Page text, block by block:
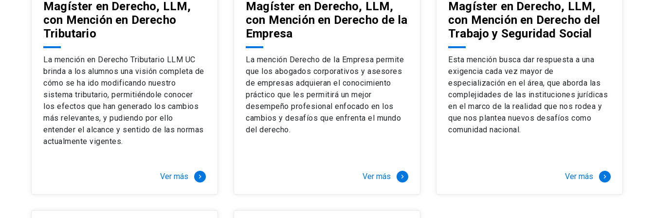
Magíster en Derecho, LLM,
con Mención en Derecho
Tributario
La mención en Derecho Tributario LLM UC
brinda a los alumnos una visión completa de
cómo se ha ido modificando nuestro
sistema tributario, permitiéndole conocer
los efectos que han generado los cambios
más relevantes, y pudiendo por ello
entender el alcance y sentido de las normas
actualmente vigentes.
Ver más keyboard_arrow_right
Magíster en Derecho, LLM,
con Mención en Derecho de la
Empresa
La mención Derecho de la Empresa permite
que los abogados corporativos y asesores
de empresas adquieran el conocimiento
práctico que les permitirá un mejor
desempeño profesional enfocado en los
cambios y desafíos que enfrenta el mundo
del derecho.
Ver más keyboard_arrow_right
Magíster en Derecho, LLM,
con Mención en Derecho del
Trabajo y Seguridad Social
Esta mención busca dar respuesta a una
exigencia cada vez mayor de
especialización en el área, que aborda las
complejidades de las instituciones jurídicas
en el marco de la realidad que nos rodea y
que nos plantea nuevos desafíos como
comunidad nacional.
Ver más keyboard_arrow_right